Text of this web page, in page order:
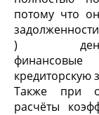
потому что
задолженности
) денежные
кредиторскую
Также при
расчёты